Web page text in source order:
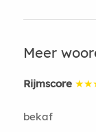
Meer
Rijmscore
bekaf